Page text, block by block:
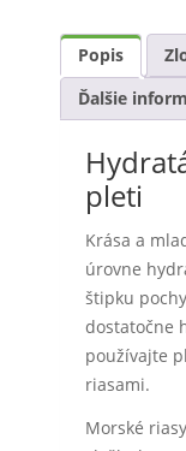
Popis
Ďalšie
pleti
Krása a
úrovne
štipku
dostatočne
používajte
riasami.
Morské